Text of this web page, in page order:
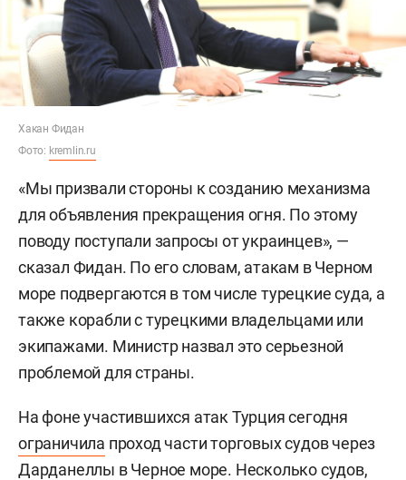
Хакан Фидан
Фото: kremlin.ru
«Мы призвали стороны к созданию механизма
для объявления прекращения огня. По этому
поводу поступали запросы от украинцев», —
сказал Фидан. По его словам, атакам в Черном
море подвергаются в том числе турецкие суда, а
также корабли с турецкими владельцами или
экипажами. Министр назвал это серьезной
проблемой для страны.
На фоне участившихся атак Турция сегодня
ограничила проход части торговых судов через
Дарданеллы в Черное море. Несколько судов,